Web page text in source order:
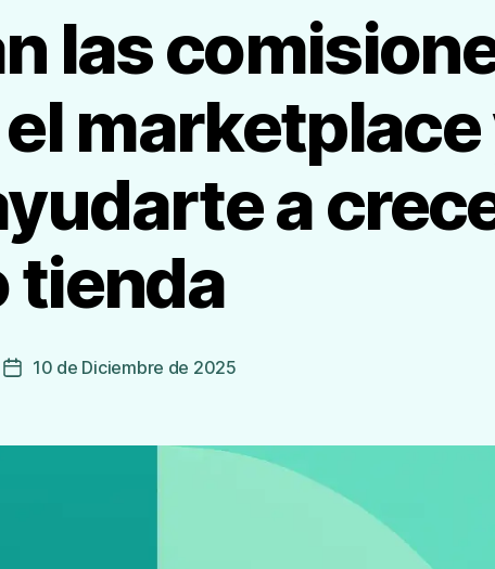
las
marketplace
a
tienda
Fecha10 de Diciembre de 2025